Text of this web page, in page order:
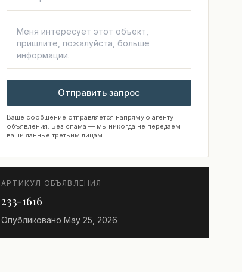
Отправить запрос
Ваше сообщение отправляется напрямую агенту
объявления. Без спама — мы никогда не передаём
ваши данные третьим лицам.
АРТИКУЛ ОБЪЯВЛЕНИЯ
233-1616
Опубликовано May 25, 2026